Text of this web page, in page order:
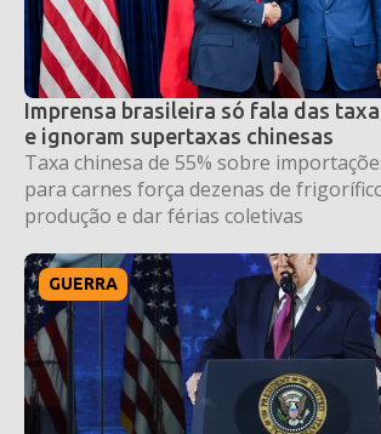
Imprensa brasileira só fala das
e ignoram supertaxas chinesas
Taxa chinesa de 55% sobre
para carnes força dezenas de
produção e dar férias coletivas
GUERRA